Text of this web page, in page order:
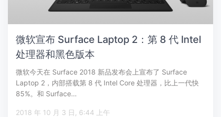
微软宣布 Surface Laptop 2：第 8 代 Intel
处理器和黑色版本
微软今天在 Surface 2018 新品发布会上宣布了 Surface
Laptop 2，内部搭载第 8 代 Intel Core 处理器，比上一代快
85%。和 Surface…
2018 年 10 月 3 日, 6:44 上午